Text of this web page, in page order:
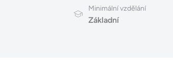
Minimální vzdělání
Základní